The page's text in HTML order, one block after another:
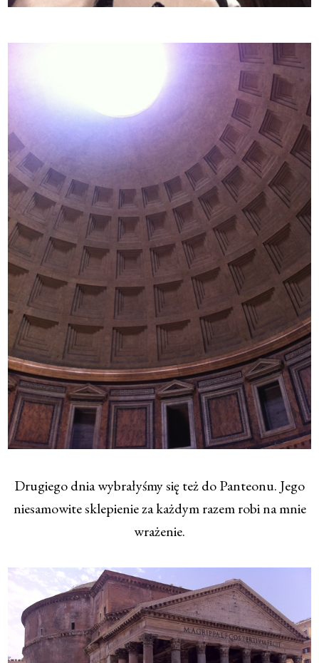
Drugiego dnia wybrałyśmy się też do Panteonu. Jego
niesamowite sklepienie za każdym razem robi na mnie
wrażenie.